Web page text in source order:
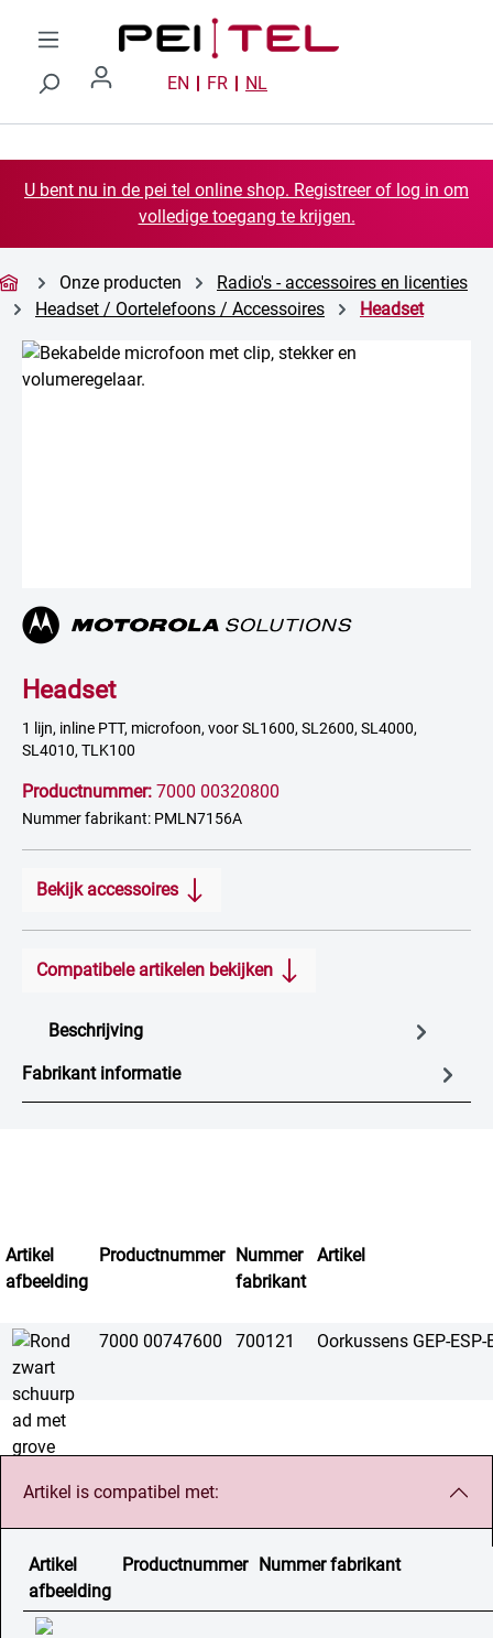
Ga naar de hoofdinhoud
EN FR NL
U bent nu in de pei tel online shop. Registreer of log in om
volledige toegang te krijgen.
Onze producten
Radio's - accessoires en licenties
Headset / Oortelefoons / Accessoires
Headset
Afbeeldingengalerij overslaan
Headset
1 lijn, inline PTT, microfoon, voor SL1600, SL2600, SL4000,
SL4010, TLK100
Productnummer: 7000 00320800
Nummer fabrikant: PMLN7156A
Bekijk accessoires
Compatibele artikelen bekijken
Beschrijving
Fabrikant informatie
Artikel
afbeelding
Productnummer Nummer
fabrikant
Artikel
7000 00747600 700121 Oorkussens GEP-ESP-
Artikel is compatibel met:
Artikel
afbeelding
Productnummer Nummer fabrikant